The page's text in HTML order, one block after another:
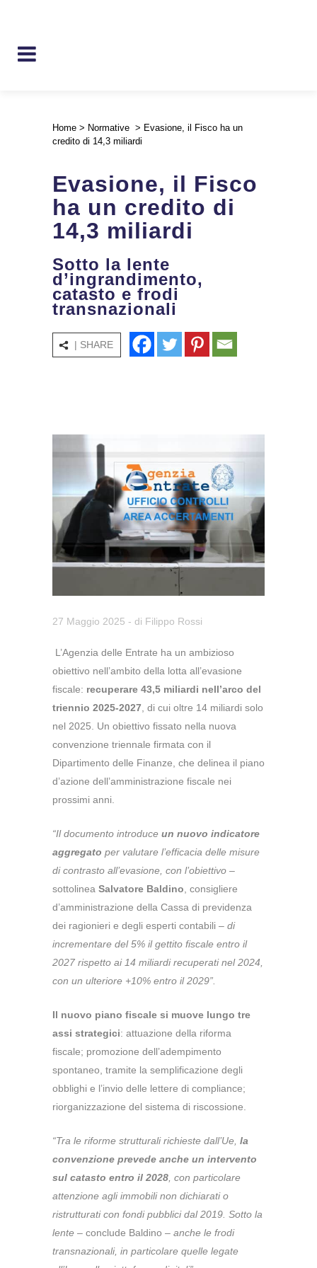
Home > Normative > Evasione, il Fisco ha un
credito di 14,3 miliardi
Evasione, il Fisco
ha un credito di
14,3 miliardi
Sotto la lente
d’ingrandimento,
catasto e frodi
transnazionali
| SHARE
27 Maggio 2025 - di Filippo Rossi
L’Agenzia delle Entrate ha un ambizioso
obiettivo nell’ambito della lotta all’evasione
fiscale: recuperare 43,5 miliardi nell’arco del
triennio 2025-2027 , di cui oltre 14 miliardi solo
nel 2025. Un obiettivo fissato nella nuova
convenzione triennale firmata con il
Dipartimento delle Finanze, che delinea il piano
d’azione dell’amministrazione fiscale nei
prossimi anni.
“Il documento introduce un nuovo indicatore
aggregato per valutare l’efficacia delle misure
di contrasto all’evasione, con l’obiettivo –
sottolinea Salvatore Baldino , consigliere
d’amministrazione della Cassa di previdenza
dei ragionieri e degli esperti contabili – di
incrementare del 5% il gettito fiscale entro il
2027 rispetto ai 14 miliardi recuperati nel 2024,
con un ulteriore +10% entro il 2029”.
Il nuovo piano fiscale si muove lungo tre
assi strategici: attuazione della riforma
fiscale; promozione dell’adempimento
spontaneo, tramite la semplificazione degli
obblighi e l’invio delle lettere di compliance;
riorganizzazione del sistema di riscossione.
“Tra le riforme strutturali richieste dall’Ue, la
convenzione prevede anche un intervento
sul catasto entro il 2028 , con particolare
attenzione agli immobili non dichiarati o
ristrutturati con fondi pubblici dal 2019. Sotto la
lente – conclude Baldino – anche le frodi
transnazionali, in particolare quelle legate